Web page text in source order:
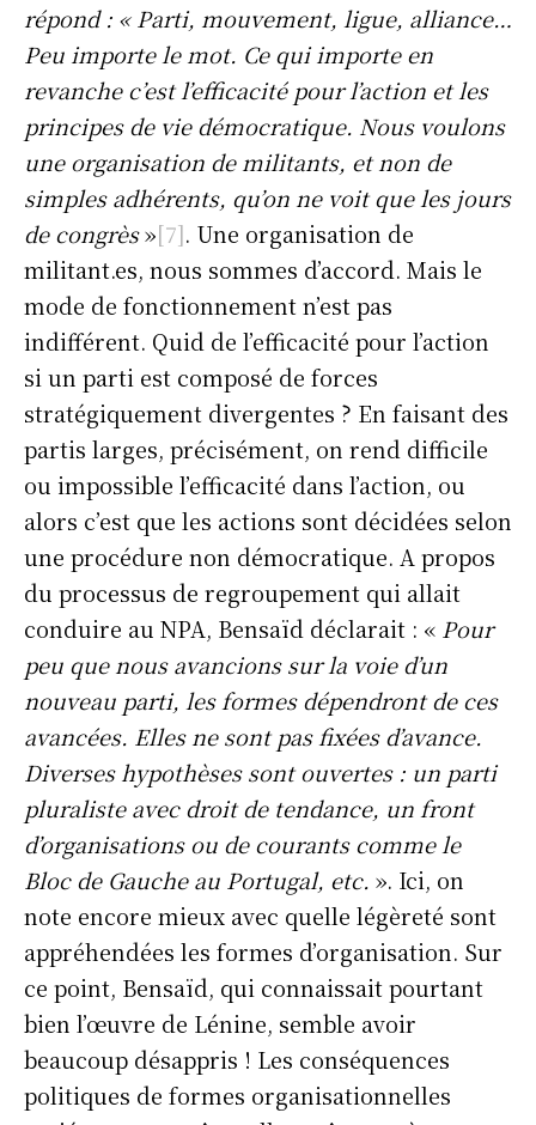
répond : « Parti, mouvement, ligue, alliance…
Peu importe le mot. Ce qui importe en
revanche c’est l’efficacité pour l’action et les
principes de vie démocratique. Nous voulons
une organisation de militants, et non de
simples adhérents, qu’on ne voit que les jours
de congrès»[7]. Une organisation de
militant.es, nous sommes d’accord. Mais le
mode de fonctionnement n’est pas
indifférent. Quid de l’efficacité pour l’action
si un parti est composé de forces
stratégiquement divergentes ? En faisant des
partis larges, précisément, on rend difficile
ou impossible l’efficacité dans l’action, ou
alors c’est que les actions sont décidées selon
une procédure non démocratique. A propos
du processus de regroupement qui allait
conduire au NPA, Bensaïd déclarait : « Pour
peu que nous avancions sur la voie d’un
nouveau parti, les formes dépendront de ces
avancées. Elles ne sont pas fixées d’avance.
Diverses hypothèses sont ouvertes : un parti
pluraliste avec droit de tendance, un front
d’organisations ou de courants comme le
Bloc de Gauche au Portugal, etc. ». Ici, on
note encore mieux avec quelle légèreté sont
appréhendées les formes d’organisation. Sur
ce point, Bensaïd, qui connaissait pourtant
bien l’œuvre de Lénine, semble avoir
beaucoup désappris ! Les conséquences
politiques de formes organisationnelles